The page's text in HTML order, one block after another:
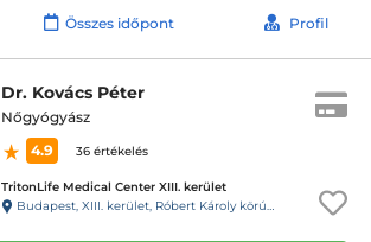
Összes időpont Profil
Dr. Kovács Péter
Nőgyógyász
4.9
36 értékelés
TritonLife Medical Center XIII. kerület
Budapest, XIII. kerület, Róbert Károly körút 64.